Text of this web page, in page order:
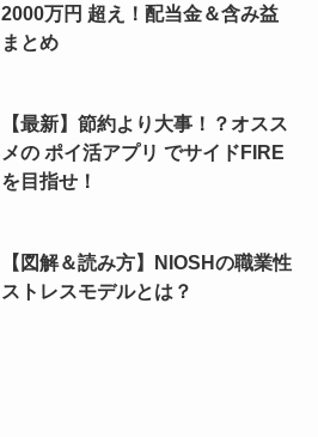
2000万円 超え！配当金＆含み益
まとめ
【最新】節約より大事！？オスス
メの ポイ活アプリ でサイドFIRE
を目指せ！
【図解＆読み方】NIOSHの職業性
ストレスモデルとは？